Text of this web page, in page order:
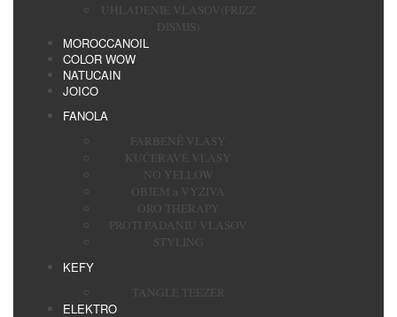
UHLADENIE VLASOV(FRIZZ
DISMIS)
MOROCCANOIL
COLOR WOW
NATUCAIN
JOICO
FANOLA
FARBENÉ VLASY
KUČERAVÉ VLASY
NO YELLOW
OBJEM a VÝŽIVA
ORO THERAPY
PROTI PADANIU VLASOV
STYLING
KEFY
TANGLE TEEZER
ELEKTRO